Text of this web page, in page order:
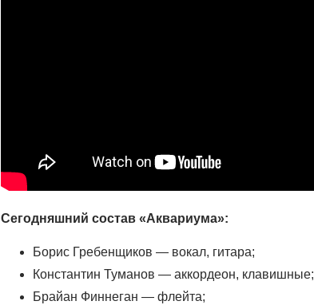
Сегодняшний состав «Аквариума»:
Борис Гребенщиков — вокал, гитара;
Константин Туманов — аккордеон, клавишные;
Брайан Финнеган — флейта;